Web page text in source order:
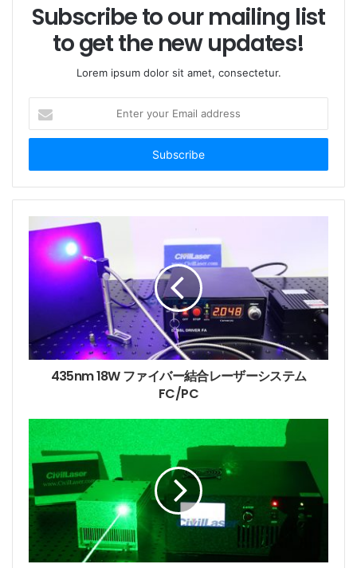
RS232通信シリアルポートを使用して、ソフトウェア
制御機能をカスタマイズできます。 デフォルトでは、
ボタン コントロールのみがサポートされます。 標準バ
ージョンは、ボタン、コントロール スイッチで制御さ
れ、電力を調整します。 PM1550偏波保持ファイバを搭
載し、SMシングルモードファイバもカスタマイズ可能
です。
1550nm 50mW 1MHz 狭線幅PMファイバーレーザーの
テストレポートです。
Subscribe to our mailing list
to get the new updates!
Lorem ipsum dolor sit amet, consectetur.
t
r
y
r
m
a
i
a
d
435nm 18W ファイバー結合レーザーシステム
FC/PC